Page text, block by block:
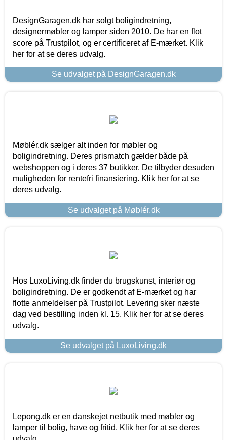
DesignGaragen.dk har solgt boligindretning,
designermøbler og lamper siden 2010. De har en flot
score på Trustpilot, og er certificeret af E-mærket. Klik
her for at se deres udvalg.
Se udvalget på DesignGaragen.dk
Møblér.dk sælger alt inden for møbler og
boligindretning. Deres prismatch gælder både på
webshoppen og i deres 37 butikker. De tilbyder desuden
muligheden for rentefri finansiering. Klik her for at se
deres udvalg.
Se udvalget på Møblér.dk
Hos LuxoLiving.dk finder du brugskunst, interiør og
boligindretning. De er godkendt af E-mærket og har
flotte anmeldelser på Trustpilot. Levering sker næste
dag ved bestilling inden kl. 15. Klik her for at se deres
udvalg.
Se udvalget på LuxoLiving.dk
Lepong.dk er en danskejet netbutik med møbler og
lamper til bolig, have og fritid. Klik her for at se deres